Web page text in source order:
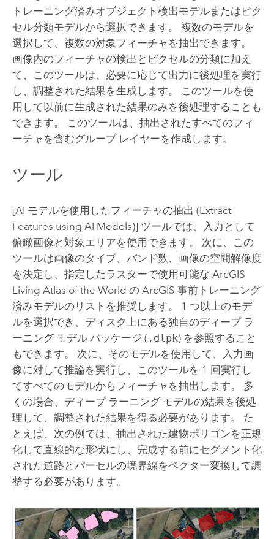
トレーニング済みオブジェクト検出モデルまたはピク
セル分類モデルから選択できます。 複数のモデルを
選択して、複数の対象フィーチャを抽出できます。
画像内のフィーチャの検出とピクセルの分類に加え
て、このツールは、必要に応じて出力に後処理を実行
し、調整された結果を生成します。 このツールを使
用して以前に生成された結果のみを後処理することも
できます。 このツールは、抽出されたすべてのフィ
ーチャを含むグループ レイヤーを作成します。
ツール
[AI モデルを使用したフィーチャの抽出 (Extract
Features using AI Models)] ツールでは、入力として
俯瞰画像と対象エリアを使用できます。 次に、この
ツールは画像のタイプ、バンド数、画像の空間解像度
を決定し、指定したラスターで使用可能な ArcGIS
Living Atlas of the World の ArcGIS 事前トレーニング
済みモデルのリストを推奨します。 1 つ以上のモデ
ルを選択でき、ディスク上にある独自のディープ ラ
ーニング モデル パッケージ ( .dlpk) を参照すること
もできます。 次に、そのモデルを使用して、入力画
像に対して推論を実行し、このツールを 1 回実行し
てすべてのモデルからフィーチャを抽出します。 多
くの場合、ディープ ラーニング モデルの結果を後処
理して、調整された結果を得る必要があります。 た
とえば、次の例では、抽出された建物ポリゴンを正規
化して直線的な形状にし、完成する前にセグメント化
された道路とパーセルの境界線をベクター変換して調
整する必要があります。